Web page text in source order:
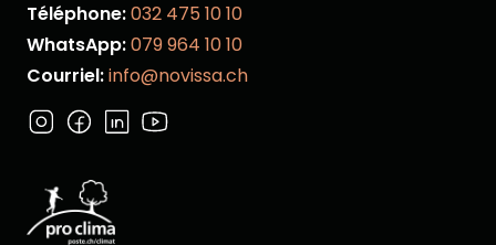
Téléphone:032 475 10 10
WhatsApp:079 964 10 10
Courriel:info@novissa.ch